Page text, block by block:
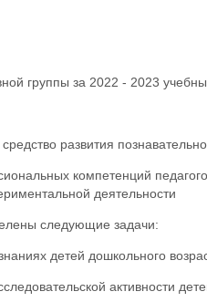
группы за 2022 - 2023
развития
компетенций
деятельности
следующие задачи:
детей дошкольного
активности